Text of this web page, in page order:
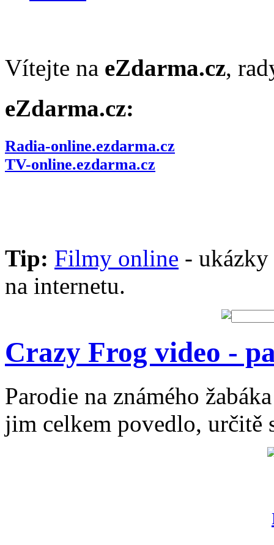
Vítejte na eZdarma.cz,
eZdarma.cz:
Radia-online.ezdarma.cz
TV-online.ezdarma.cz
Tip: Filmy online -
na internetu.
Crazy Frog video -
Parodie na známého
jim celkem povedlo, určitě